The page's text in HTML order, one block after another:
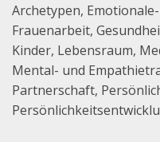
Archetypen
Frauenarbeit
Kinder Lebensraum
Mental- und
Partnerschaft